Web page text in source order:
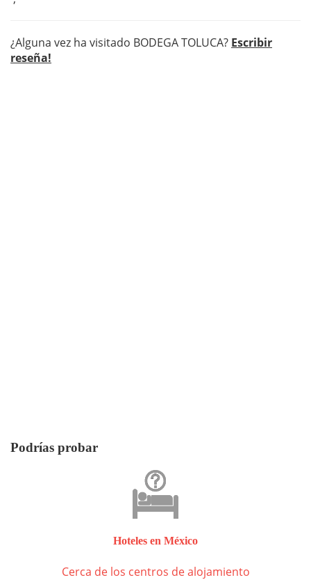
¿Alguna vez ha visitado BODEGA TOLUCA? Escribir
reseña!
Podrías probar
Hoteles en México
Cerca de los centros de alojamiento